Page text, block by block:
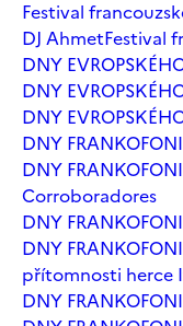
Festival
DJ AhmetFestival
DNY
DNY
DNY
DNY
DNY
Corroboradores
DNY
DNY
přítomnosti herce
DNY